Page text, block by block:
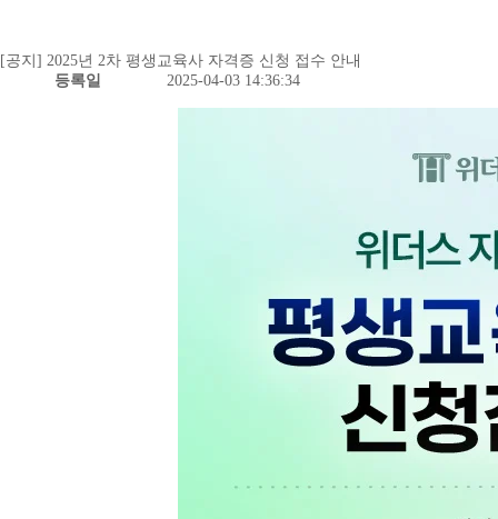
[공지] 2025년 2차 평생교육사 자격증 신청 접수 안내
등록일
2025-04-03 14:36:34